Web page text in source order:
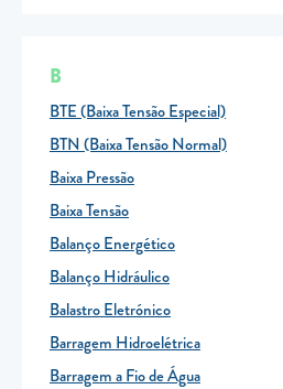
B
BTE (Baixa Tensão Especial)
BTN (Baixa Tensão Normal)
Baixa Pressão
Baixa Tensão
Balanço Energético
Balanço Hidráulico
Balastro Eletrónico
Barragem Hidroelétrica
Barragem a Fio de Água